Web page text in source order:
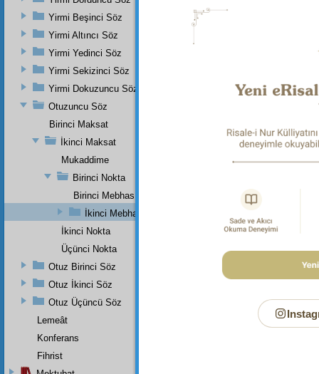
Dipnot-2
Yirmi Beşinci Söz
Yirmi Altıncı Söz
Yirmi Yedinci Söz
Yirmi Sekizinci Söz
Yirmi Dokuzuncu Söz
Otuzuncu Söz
Birinci Maksat
İkinci Maksat
Mukaddime
Birinci Nokta
Birinci Mebhas
İkinci Mebhas
İkinci Nokta
Üçünci Nokta
Otuz Birinci Söz
Otuz İkinci Söz
Otuz Üçüncü Söz
Lemeât
Konferans
Fihrist